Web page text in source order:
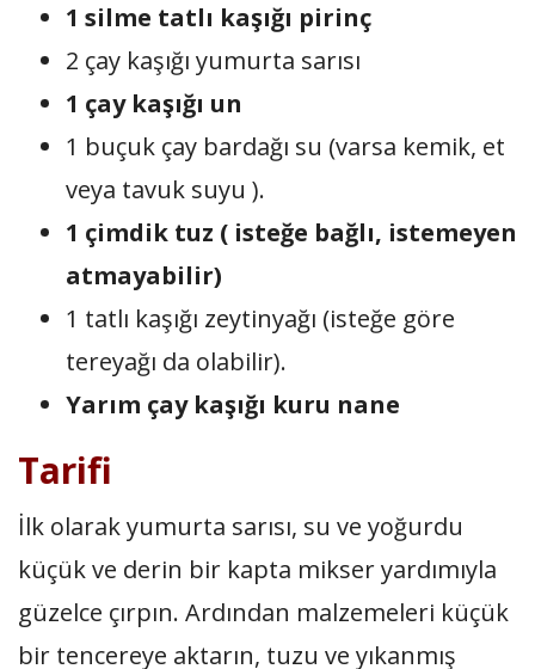
1 silme tatlı kaşığı pirinç
2 çay kaşığı yumurta sarısı
1 çay kaşığı un
1 buçuk çay bardağı su (varsa kemik, et
veya tavuk suyu ).
1 çimdik tuz ( isteğe bağlı, istemeyen
atmayabilir)
1 tatlı kaşığı zeytinyağı (isteğe göre
tereyağı da olabilir).
Yarım çay kaşığı kuru nane
Tarifi
İlk olarak yumurta sarısı, su ve yoğurdu
küçük ve derin bir kapta mikser yardımıyla
güzelce çırpın. Ardından malzemeleri küçük
bir tencereye aktarın, tuzu ve yıkanmış